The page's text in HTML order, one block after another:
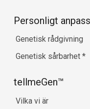
Personligt
Genetisk rådgivning
Genetisk sårbarhet *
tellmeGen™
Vilka vi är